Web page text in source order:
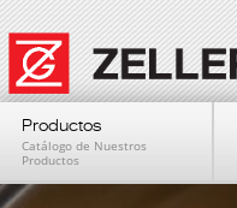
Productos
Catálogo de Nuestros
Productos